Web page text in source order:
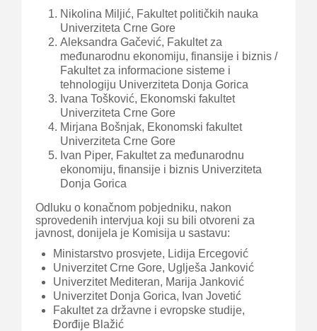
Nikolina Miljić, Fakultet političkih nauka
Univerziteta Crne Gore
Aleksandra Gačević, Fakultet za
međunarodnu ekonomiju, finansije i biznis /
Fakultet za informacione sisteme i
tehnologiju Univerziteta Donja Gorica
Ivana Tošković, Ekonomski fakultet
Univerziteta Crne Gore
Mirjana Bošnjak, Ekonomski fakultet
Univerziteta Crne Gore
Ivan Piper, Fakultet za međunarodnu
ekonomiju, finansije i biznis Univerziteta
Donja Gorica
Odluku o konačnom pobjedniku, nakon
sprovedenih intervjua koji su bili otvoreni za
javnost, donijela je Komisija u sastavu:
Ministarstvo prosvjete, Lidija Ercegović
Univerzitet Crne Gore, Uglješa Janković
Univerzitet Mediteran, Marija Janković
Univerzitet Donja Gorica, Ivan Jovetić
Fakultet za državne i evropske studije,
Đorđije Blažić